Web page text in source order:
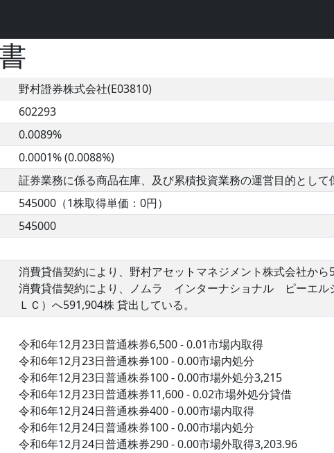
野村證券株式会社(E03810)
602293
0.0089%
0.0001% (0.0088%)
証券業務に係る商品在庫、及び累積投資業務の運営目的として
545000（1株取得単価：0円）
545000
消費貸借契約により、野村アセットマネジメント株式会社か
消費貸借契約により、ノムラ インターナショナル ピーエ
ＬＣ）へ591,904株 貸出している。
令和6年12月23日普通株券6,500 - 0.01市場内取得
令和6年12月23日普通株券100 - 0.00市場内処分
令和6年12月23日普通株券100 - 0.00市場外処分3,215
令和6年12月23日普通株券11,600 - 0.02市場外処分貸借
令和6年12月24日普通株券400 - 0.00市場内取得
令和6年12月24日普通株券100 - 0.00市場内処分
令和6年12月24日普通株券290 - 0.00市場外取得3,203.96